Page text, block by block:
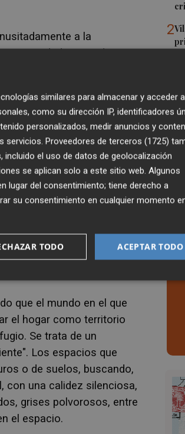
2
4
5
a la
creatividad, invitando a
productivas para crear
esta tendencia se
informe en "geopoética",
aún en sus naturales
para devolvernos
"terrosa, mineral,
arenas, cenizas,
que el mundo en el que
el hogar como territorio
Se trata de un
Los espacios que
o de suelos, buscando,
con una calidez silenciosa,
grises polvorosos, entre
el espacio.
similares para almacenar y acceder a
como su dirección IP, identificadores
personalizados, medir anuncios y
servicios. Proveedores de terceros (1725)
el uso de datos de geolocalización
se aplican solo a este sitio web. Algunos
lugar del consentimiento; tiene derecho a
su consentimiento en cualquier momento
ACEPTAR TODO
TODO